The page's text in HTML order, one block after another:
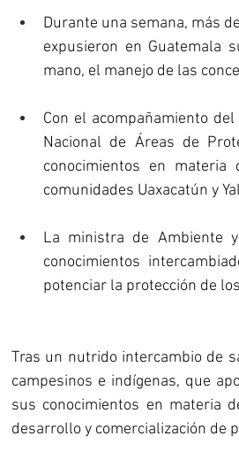
Durante una semana, más
expusieron en Guatemala
mano, el manejo de las
Con el acompañamiento
Nacional de Áreas de
conocimientos en
comunidades Uaxacatún y
La ministra de Ambiente
conocimientos
potenciar la protección de
Tras un nutrido intercambio de
campesinos e indígenas, que
sus conocimientos en materia
desarrollo y comercialización de